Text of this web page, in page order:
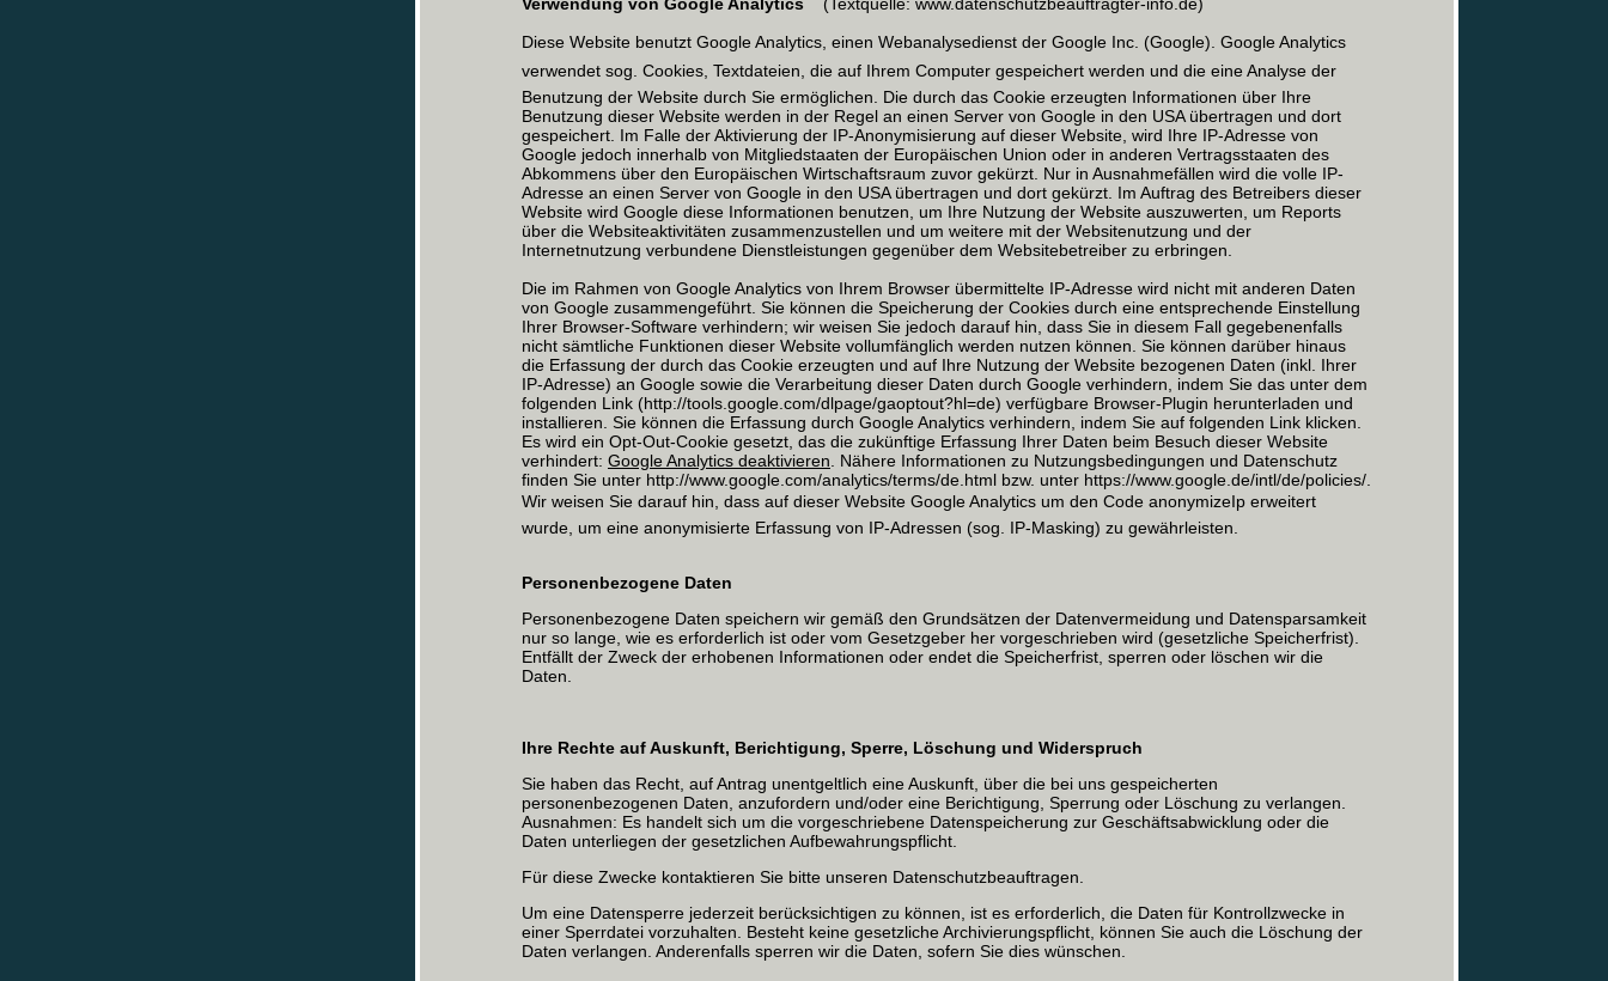
Diese Website benutzt Google Analytics, einen Webanalysedienst der Google Inc. (Google). Google Analytics
verwendet sog. Cookies, Textdateien, die auf Ihrem Computer gespeichert werden und die eine Analyse der
Benutzung der Website durch Sie ermöglichen. Die durch das Cookie erzeugten Informationen über Ihre
Benutzung dieser Website werden in der Regel an einen Server von Google in den USA übertragen und dort
gespeichert. Im Falle der Aktivierung der IP-Anonymisierung auf dieser Website, wird Ihre IP-Adresse von
Google jedoch innerhalb von Mitgliedstaaten der Europäischen Union oder in anderen Vertragsstaaten des
Abkommens über den Europäischen Wirtschaftsraum zuvor gekürzt. Nur in Ausnahmefällen wird die volle IP-
Adresse an einen Server von Google in den USA übertragen und dort gekürzt. Im Auftrag des Betreibers dieser
Website wird Google diese Informationen benutzen, um Ihre Nutzung der Website auszuwerten, um Reports
über die Websiteaktivitäten zusammenzustellen und um weitere mit der Websitenutzung und der
Internetnutzung verbundene Dienstleistungen gegenüber dem Websitebetreiber zu erbringen.
Die im Rahmen von Google Analytics von Ihrem Browser übermittelte IP-Adresse wird nicht mit anderen Daten
von Google zusammengeführt. Sie können die Speicherung der Cookies durch eine entsprechende Einstellung
Ihrer Browser-Software verhindern; wir weisen Sie jedoch darauf hin, dass Sie in diesem Fall gegebenenfalls
nicht sämtliche Funktionen dieser Website vollumfänglich werden nutzen können. Sie können darüber hinaus
die Erfassung der durch das Cookie erzeugten und auf Ihre Nutzung der Website bezogenen Daten (inkl. Ihrer
IP-Adresse) an Google sowie die Verarbeitung dieser Daten durch Google verhindern, indem Sie das unter dem
folgenden Link (http://tools.google.com/dlpage/gaoptout?hl=de) verfügbare Browser-Plugin herunterladen und
installieren. Sie können die Erfassung durch Google Analytics verhindern, indem Sie auf folgenden Link klicken.
Es wird ein Opt-Out-Cookie gesetzt, das die zukünftige Erfassung Ihrer Daten beim Besuch dieser Website
verhindert: Google Analytics deaktivieren . Nähere Informationen zu Nutzungsbedingungen und Datenschutz
finden Sie unter http://www.google.com/analytics/terms/de.html bzw. unter https://www.google.de/intl/de/policies/.
Wir weisen Sie darauf hin, dass auf dieser Website Google Analytics um den Code anonymizeIp erweitert
wurde, um eine anonymisierte Erfassung von IP-Adressen (sog. IP-Masking) zu gewährleisten.
Personenbezogene Daten
Personenbezogene Daten speichern wir gemäß den Grundsätzen der Datenvermeidung und Datensparsamkeit
nur so lange, wie es erforderlich ist oder vom Gesetzgeber her vorgeschrieben wird (gesetzliche Speicherfrist).
Entfällt der Zweck der erhobenen Informationen oder endet die Speicherfrist, sperren oder löschen wir die
Daten.
Ihre Rechte auf Auskunft, Berichtigung, Sperre, Löschung und Widerspruch
Sie haben das Recht, auf Antrag unentgeltlich eine Auskunft, über die bei uns gespeicherten
personenbezogenen Daten, anzufordern und/oder eine Berichtigung, Sperrung oder Löschung zu verlangen.
Ausnahmen: Es handelt sich um die vorgeschriebene Datenspeicherung zur Geschäftsabwicklung oder die
Daten unterliegen der gesetzlichen Aufbewahrungspflicht.
Für diese Zwecke kontaktieren Sie bitte unseren Datenschutzbeauftragen.
Um eine Datensperre jederzeit berücksichtigen zu können, ist es erforderlich, die Daten für Kontrollzwecke in
einer Sperrdatei vorzuhalten. Besteht keine gesetzliche Archivierungspflicht, können Sie auch die Löschung der
Daten verlangen. Anderenfalls sperren wir die Daten, sofern Sie dies wünschen.